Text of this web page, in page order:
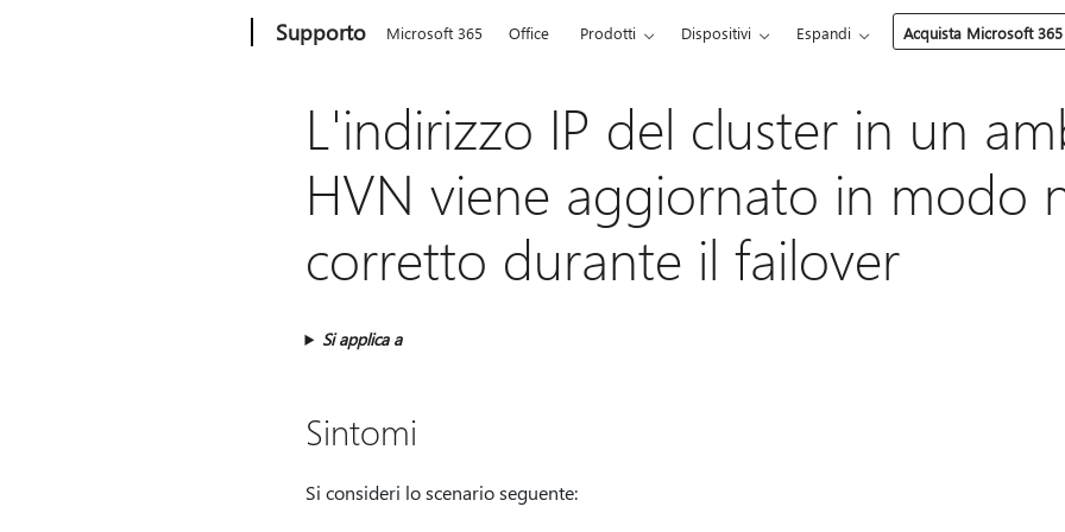
Supporto Microsoft 365 Office Prodotti Dispositivi Espandi Acquista Microsoft 365
L'indirizzo IP del cluster in un
HVN viene aggiornato in modo
corretto durante il failover
Si applica a
Sintomi
Si consideri lo scenario seguente: